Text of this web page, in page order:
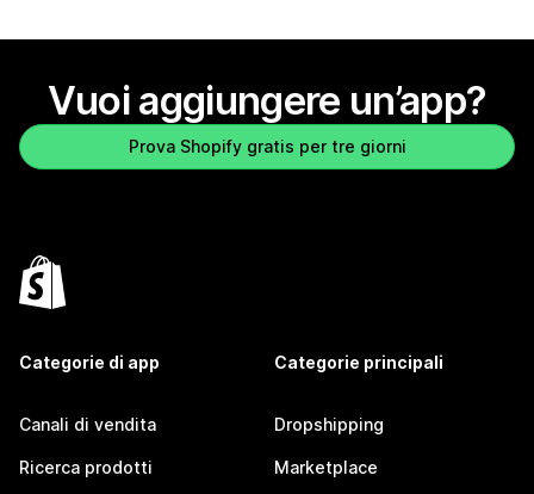
Vuoi aggiungere un’app?
Prova Shopify gratis per tre giorni
Categorie di app
Canali di vendita
Ricerca prodotti
Categorie principali
Dropshipping
Marketplace